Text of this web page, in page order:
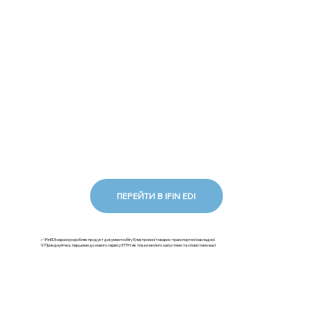
ПЕРЕЙТИ В IFIN EDI
✅ iFinEDI наразі розробляє продукт документообігу Електронної товарно-транспортної накладної.
💡Приєднуйтесь першими до нового сервісу ЕТТН: як тільки ми його запустимо та сповістимо вас!